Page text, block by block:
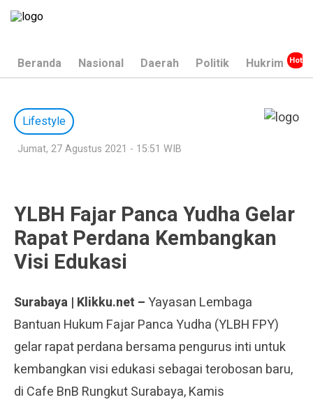
Beranda Nasional Daerah Politik Hukrim
Lifestyle
Jumat, 27 Agustus 2021 - 15:51 WIB
YLBH Fajar Panca Yudha Gelar
Rapat Perdana Kembangkan
Visi Edukasi
Surabaya | Klikku.net –Yayasan Lembaga
Bantuan Hukum Fajar Panca Yudha (YLBH FPY)
gelar rapat perdana bersama pengurus inti untuk
kembangkan visi edukasi sebagai terobosan baru,
di Cafe BnB Rungkut Surabaya, Kamis